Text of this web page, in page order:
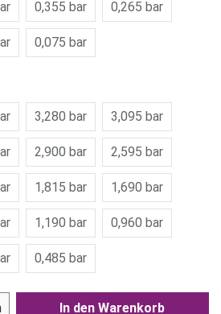
0,355 bar 0,265 bar
0,075 bar
3,280 bar 3,095 bar
2,900 bar 2,595 bar
1,815 bar 1,690 bar
1,190 bar 0,960 bar
0,485 bar
den gewünschten Wert
In den Warenkorb